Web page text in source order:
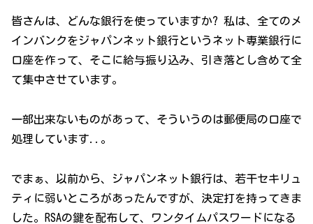
皆さんは、どんな銀行を使っていますか? 私は、全てのメ
インバンクをジャパンネット銀行というネット専業銀行に
口座を作って、そこに給与振り込み、引き落とし含めて全
て集中させています。
一部出来ないものがあって、そういうのは郵便局の口座で
処理しています..。
でまぁ、以前から、ジャパンネット銀行は、若干セキリュ
ティに弱いところがあったんですが、決定打を持ってきま
した。RSAの鍵を配布して、ワンタイムパスワードになる